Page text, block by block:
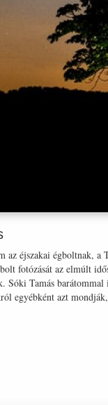
az éjszakai égboltnak, a
fotózását az elmúlt
Sóki Tamás
egyébként azt